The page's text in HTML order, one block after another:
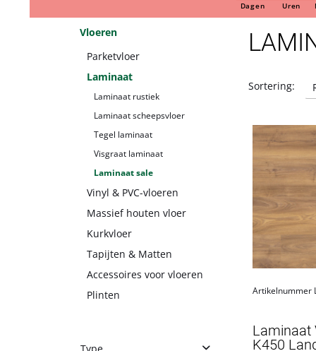
Dagen Uren
Vloeren
Parketvloer
Laminaat
Laminaat rustiek
Laminaat scheepsvloer
Tegel laminaat
Visgraat laminaat
Laminaat sale
Vinyl & PVC-vloeren
Massief houten vloer
Kurkvloer
Tapijten & Matten
Accessoires voor vloeren
Plinten
Sortering:
Artikelnummer
Laminaat
K450